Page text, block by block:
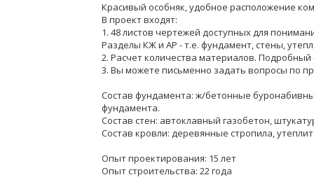
Красивый особняк, удобное расположение
В проект входят:
1. 48 листов чертежей доступных для
Разделы КЖ и АР - т.е. фундамент, стены,
2. Расчет количества материалов. Подробный
3. Вы можете письменно задать вопросы по
Состав фундамента: ж/бетонные
фундамента.
Состав стен: автоклавный газобетон,
Состав кровли: деревянные стропила,
Опыт проектирования: 15 лет
Опыт строительства: 22 года